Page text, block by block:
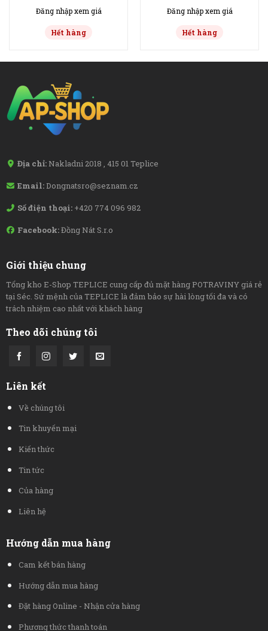
Đăng nhập xem giá
Hết hàng
Đăng nhập xem giá
Hết hàng
Địa chỉ: Nakladni 2018 , 415 01 Teplice
Email:Dongnatsro@seznam.cz
Số điện thoại: +420 774 096 982
Facebook:Đồng Nát S.r.o
Giới thiệu chung
Tổng kho E-Shop TEPLICE cung cấp đủ mặt hàng POTRAVINY giá rẻ
tại Séc. Sứ mệnh của TEPLICE là đảm bảo sự hài lòng tối đa và có
trách nhiệm cao nhất với khách hàng
Theo dõi chúng tôi
Liên kết
Về chúng tôi
Tin khuyến mại
Kiến thức
Tin tức
Của hàng
Liên hệ
Hướng dẫn mua hàng
Cam kết bán hàng
Hướng dẫn mua hàng
Đặt hàng Online - Nhận cửa hàng
Phương thức thanh toán